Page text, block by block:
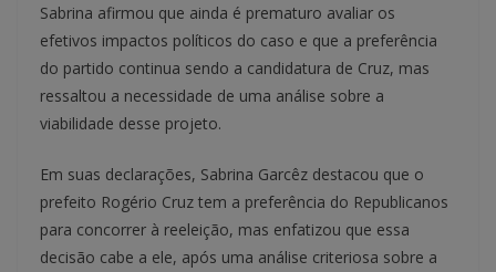
Sabrina afirmou que ainda é prematuro avaliar os
efetivos impactos políticos do caso e que a preferência
do partido continua sendo a candidatura de Cruz, mas
ressaltou a necessidade de uma análise sobre a
viabilidade desse projeto.
Em suas declarações, Sabrina Garcêz destacou que o
prefeito Rogério Cruz tem a preferência do Republicanos
para concorrer à reeleição, mas enfatizou que essa
decisão cabe a ele, após uma análise criteriosa sobre a